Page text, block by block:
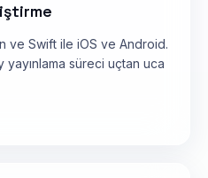
ve Swift ile iOS ve Android.
süreci uçtan uca